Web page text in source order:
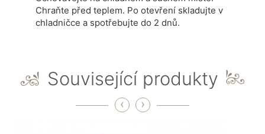
Chraňte před teplem. Po otevření skladujte v
chladničce a spotřebujte do 2 dnů.
Související produkty
‹ ›